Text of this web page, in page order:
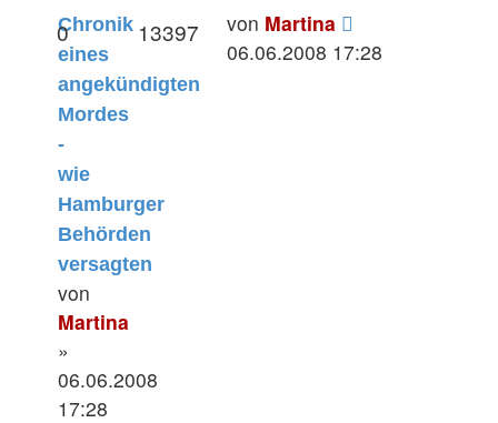
Chronik
eines
angekündigten
Mordes
-
wie
Hamburger
Behörden
versagten
von
Martina
»
06.06.2008
17:28
0 13397 von Martina
06.06.2008 17:28